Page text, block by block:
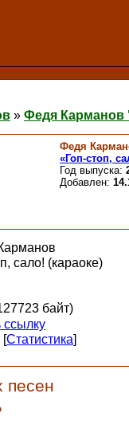
» Федя Карманов
Федя
«Гоп-стоп,
Год выпуска:
Добавлен:
сало! (караоке)
байт)
ссылку
[Статистика]
песен